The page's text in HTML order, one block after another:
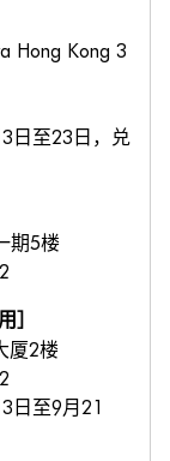
Hong Kong 3
日至23日，兑
期5楼
］
厦2楼
日至9月21